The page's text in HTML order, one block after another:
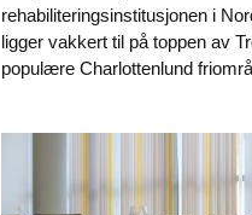
rehabiliteringsinstitusjonen i
ligger vakkert til på toppen av
populære Charlottenlund